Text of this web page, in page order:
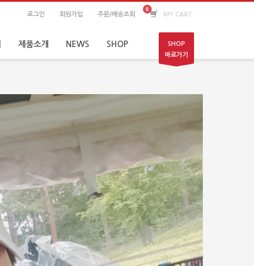
로그인 회원가입 주문/배송조회 MY CART
SHOP
바로가기
제품소개 NEWS SHOP